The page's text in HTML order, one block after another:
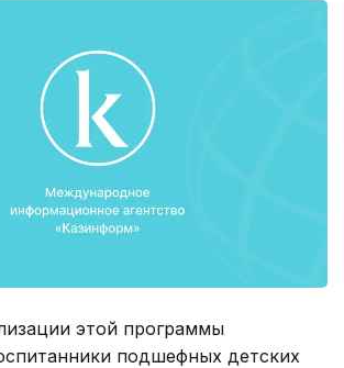
этой программы
подшефных детских